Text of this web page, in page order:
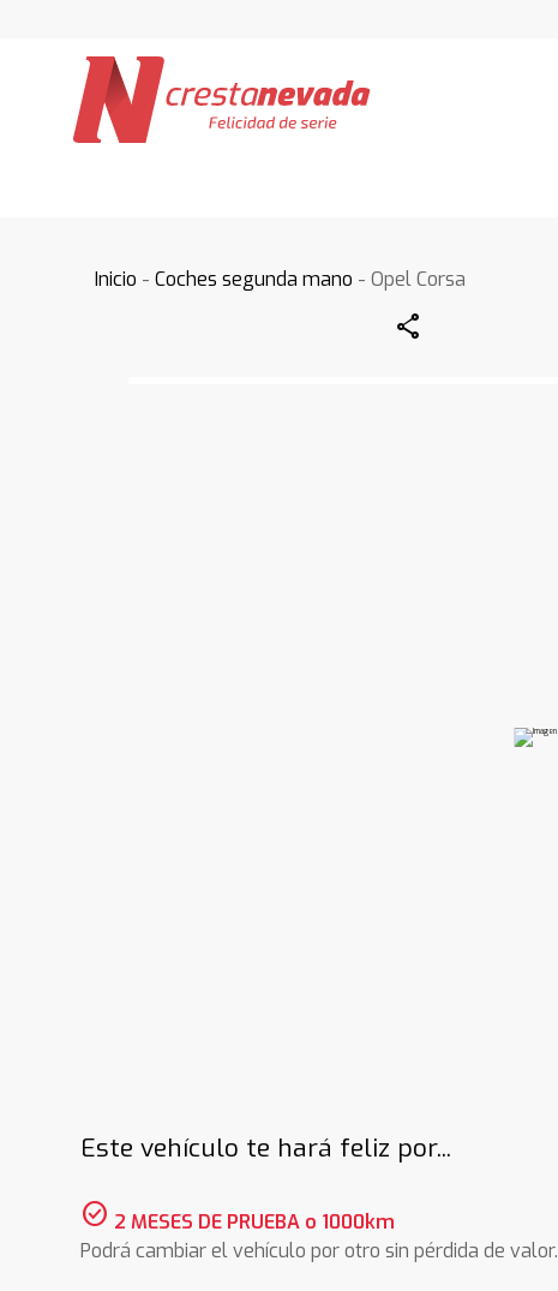
Inicio -Coches segunda mano - Opel Corsa
Share
Este vehículo te hará feliz por...
check_circle 2 MESES DE PRUEBA o 1000km
Podrá cambiar el vehículo por otro sin pérdida de valor.